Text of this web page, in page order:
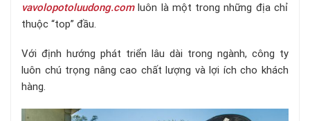
vavolopotoluudong.com luôn là một trong những địa chỉ
thuộc “top” đầu.
Với định hướng phát triển lâu dài trong ngành, công ty
luôn chú trọng nâng cao chất lượng và lợi ích cho khách
hàng.